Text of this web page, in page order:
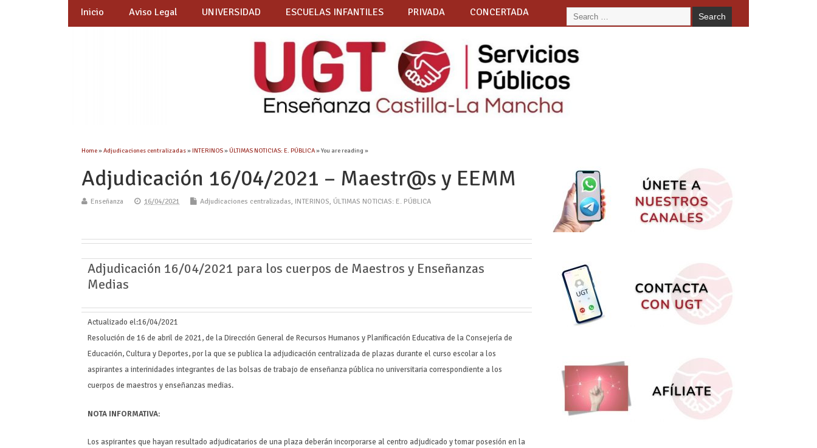
Inicio Aviso Legal UNIVERSIDAD ESCUELAS INFANTILES PRIVADA CONCERTADA
Home»Adjudicaciones centralizadas»INTERINOS»ÚLTIMAS NOTICIAS: E. PÚBLICA» You are reading »
Adjudicación 16/04/2021 – Maestr@s y EEMM
Enseñanza 16/04/2021 Adjudicaciones centralizadas, INTERINOS, ÚLTIMAS NOTICIAS: E. PÚBLICA
Adjudicación 16/04/2021 para los cuerpos de Maestros y Enseñanzas
Medias
Actualizado el:16/04/2021
Resolución de 16 de abril de 2021, de la Dirección General de Recursos Humanos y Planificación Educativa de la Consejería de
Educación, Cultura y Deportes, por la que se publica la adjudicación centralizada de plazas durante el curso escolar a los
aspirantes a interinidades integrantes de las bolsas de trabajo de enseñanza pública no universitaria correspondiente a los
cuerpos de maestros y enseñanzas medias.
NOTA INFORMATIVA:
Los aspirantes que hayan resultado adjudicatarios de una plaza deberán incorporarse al centro adjudicado y tomar posesión en la